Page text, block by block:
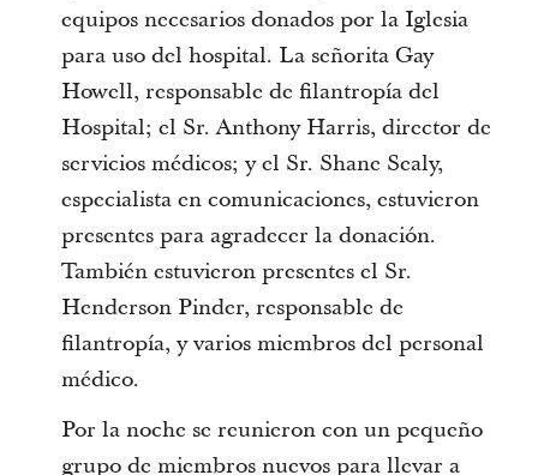
equipos necesarios donados por la Iglesia
para uso del hospital. La señorita Gay
Howell, responsable de filantropía del
Hospital; el Sr. Anthony Harris, director de
servicios médicos; y el Sr. Shane Sealy,
especialista en comunicaciones, estuvieron
presentes para agradecer la donación.
También estuvieron presentes el Sr.
Henderson Pinder, responsable de
filantropía, y varios miembros del personal
médico.
Por la noche se reunieron con un pequeño
grupo de miembros nuevos para llevar a